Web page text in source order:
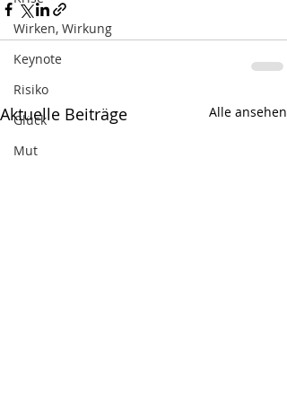
Wirken, Wirkung
Keynote
Risiko
Glück
Mut
Aktuelle Beiträge Alle ansehen